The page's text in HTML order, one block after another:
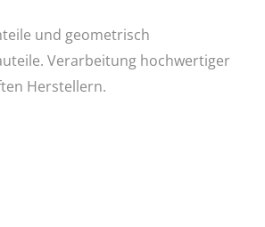
und geometrisch
Verarbeitung hochwertiger
Herstellern.